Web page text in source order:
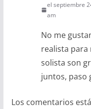
el septiembre
am
No me
realista para
solista son
juntos, paso
Los comentarios